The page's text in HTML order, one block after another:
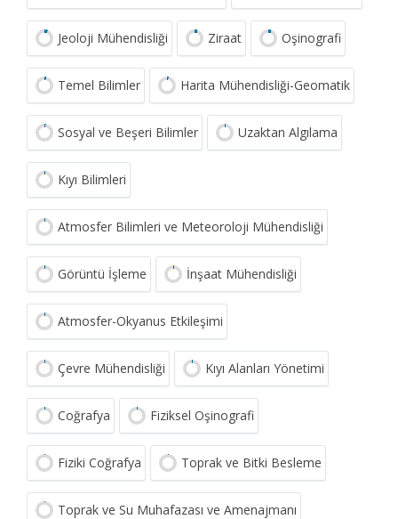
Jeoloji Mühendisliği Ziraat Oşinografi
Temel Bilimler Harita Mühendisliği-Geomatik
Sosyal ve Beşeri Bilimler Uzaktan Algılama
Kıyı Bilimleri
Atmosfer Bilimleri ve Meteoroloji Mühendisliği
Görüntü İşleme İnşaat Mühendisliği
Atmosfer-Okyanus Etkileşimi
Çevre Mühendisliği Kıyı Alanları Yönetimi
Coğrafya Fiziksel Oşinografi
Fiziki Coğrafya Toprak ve Bitki Besleme
Toprak ve Su Muhafazası ve Amenajmanı